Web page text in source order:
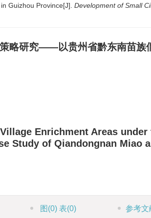
Guizhou Province[J]. Development of Small
略研究——以贵州省黔东南苗族
Enrichment Areas under
Study of Qiandongnan Miao
图 (0) 表(0) 参考文